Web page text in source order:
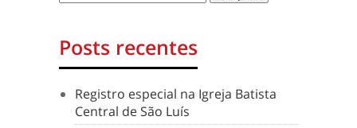
Posts recentes
Registro especial na Igreja Batista
Central de São Luís